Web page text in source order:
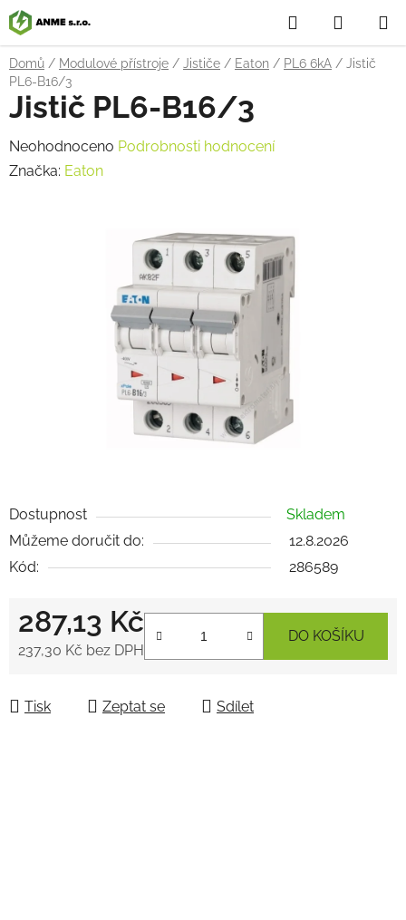
Přejít
na
obsah
Hledat
KOŠÍK
Domů / Modulové přístroje / Jističe / Eaton / PL6 6kA / Jistič
PL6-B16/3
Dostupnost
Skladem
Můžeme doručit do:
12.8.2026
Kód:
286589
287,13 Kč
237,30 Kč bez DPH
DO KOŠÍKU
Tisk Zeptat se Sdílet
Jistič PL6-B16/3
Průměrné
hodnocení
Neohodnoceno Podrobnosti hodnocení
Značka: Eaton